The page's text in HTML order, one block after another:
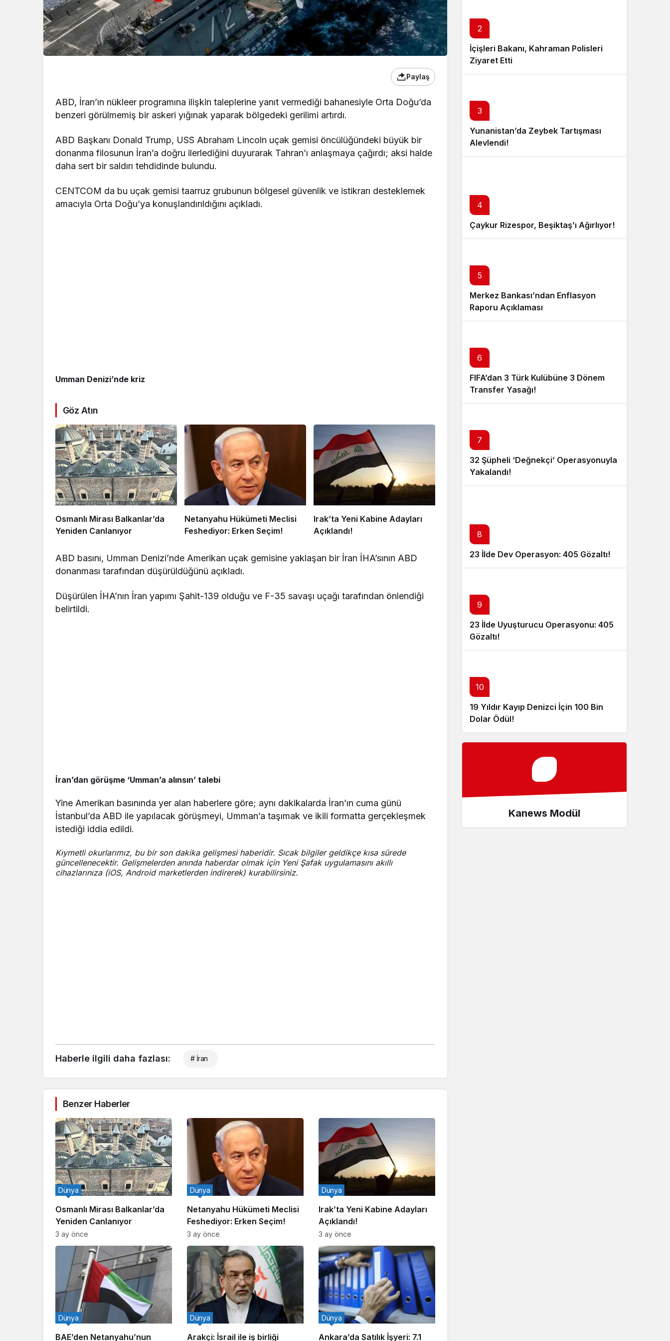
Paylaş
ABD, İran’ın nükleer programına ilişkin taleplerine yanıt vermediği bahanesiyle Orta Doğu’da
benzeri görülmemiş bir askeri yığınak yaparak bölgedeki gerilimi artırdı.
ABD Başkanı Donald Trump, USS Abraham Lincoln uçak gemisi öncülüğündeki büyük bir
donanma filosunun İran’a doğru ilerlediğini duyurarak Tahran’ı anlaşmaya çağırdı; aksi halde
daha sert bir saldırı tehdidinde bulundu.
CENTCOM da bu uçak gemisi taarruz grubunun bölgesel güvenlik ve istikrarı desteklemek
amacıyla Orta Doğu’ya konuşlandırıldığını açıkladı.
Umman Denizi’nde kriz
Göz Atın
Osmanlı Mirası Balkanlar’da
Yeniden Canlanıyor
Netanyahu Hükümeti Meclisi
Feshediyor: Erken Seçim!
Irak’ta Yeni Kabine Adayları
Açıklandı!
ABD basını, Umman Denizi’nde Amerikan uçak gemisine yaklaşan bir İran İHA’sının ABD
donanması tarafından düşürüldüğünü açıkladı.
Düşürülen İHA’nın İran yapımı Şahit-139 olduğu ve F-35 savaşı uçağı tarafından önlendiği
belirtildi.
İran’dan görüşme ‘Umman’a alınsın’ talebi
Yine Amerikan basınında yer alan haberlere göre; aynı dakikalarda İran’ın cuma günü
İstanbul’da ABD ile yapılacak görüşmeyi, Umman’a taşımak ve ikili formatta gerçekleşmek
istediği iddia edildi.
Kıymetli okurlarımız, bu bir son dakika gelişmesi haberidir. Sıcak bilgiler geldikçe kısa sürede
güncellenecektir. Gelişmelerden anında haberdar olmak için Yeni Şafak uygulamasını akıllı
cihazlarınıza (iOS, Android marketlerden indirerek) kurabilirsiniz.
Haberle ilgili daha fazlası: # İran
Benzer Haberler
Osmanlı Mirası Balkanlar’da
Yeniden Canlanıyor
Dünya
3 ay önce
Netanyahu Hükümeti Meclisi
Feshediyor: Erken Seçim!
Dünya
3 ay önce
Irak’ta Yeni Kabine Adayları
Açıklandı!
Dünya
3 ay önce
BAE’den Netanyahu’nun
Dünya
Arakçi: İsrail ile iş birliği
Dünya
Ankara’da Satılık İşyeri: 7.1
Dünya
2
İçişleri Bakanı, Kahraman Polisleri
Ziyaret Etti
3
Yunanistan’da Zeybek Tartışması
Alevlendi!
4
Çaykur Rizespor, Beşiktaş’ı Ağırlıyor!
5
Merkez Bankası’ndan Enflasyon
Raporu Açıklaması
6
FIFA’dan 3 Türk Kulübüne 3 Dönem
Transfer Yasağı!
7
32 Şüpheli ‘Değnekçi’ Operasyonuyla
Yakalandı!
8
23 İlde Dev Operasyon: 405 Gözaltı!
9
23 İlde Uyuşturucu Operasyonu: 405
Gözaltı!
10
19 Yıldır Kayıp Denizci İçin 100 Bin
Dolar Ödül!
Kanews Modül